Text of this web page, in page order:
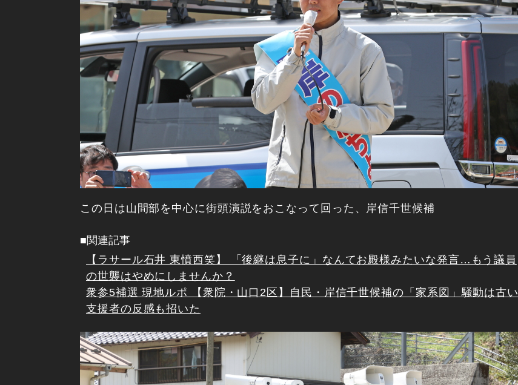
この日は山間部を中心に街頭演説をおこなって回った、岸信千世候補
■関連記事
【ラサール石井 東憤西笑】 「後継は息子に」なんてお殿様みたいな発言…もう議員
の世襲はやめにしませんか？
衆参5補選 現地ルポ 【衆院・山口2区】自民・岸信千世候補の「家系図」騒動は古い
支援者の反感も招いた